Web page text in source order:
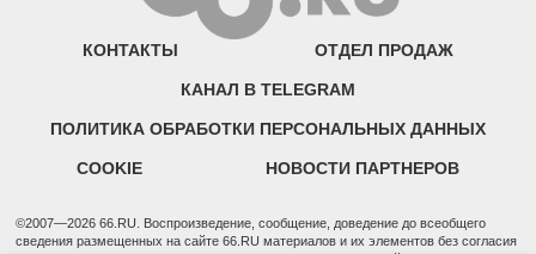
КОНТАКТЫ ОТДЕЛ ПРОДАЖ
КАНАЛ В TELEGRAM
ПОЛИТИКА ОБРАБОТКИ ПЕРСОНАЛЬНЫХ ДАННЫХ
COOKIE НОВОСТИ ПАРТНЕРОВ
©2007—2026 66.RU. Воспроизведение, сообщение, доведение до всеобщего
сведения размещенных на сайте 66.RU материалов и их элементов без согласия